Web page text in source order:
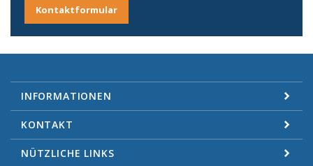
Kontaktformular
INFORMATIONEN
KONTAKT
NÜTZLICHE LINKS